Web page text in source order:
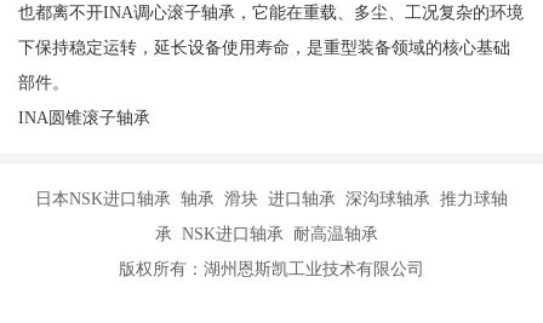
也都离不开INA调心滚子轴承，它能在重载、多尘、工况复杂的环境
下保持稳定运转，延长设备使用寿命，是重型装备领域的核心基础
部件。
INA圆锥滚子轴承
日本NSK进口轴承 轴承 滑块 进口轴承 深沟球轴承 推力球轴
承 NSK进口轴承 耐高温轴承
版权所有：湖州恩斯凯工业技术有限公司